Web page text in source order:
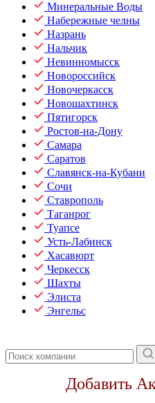
Минеральные Воды
Набережные челны
Назрань
Нальчик
Невинномысск
Новороссийск
Новочеркасск
Новошахтинск
Пятигорск
Ростов-на-Дону
Самара
Саратов
Славянск-на-Кубани
Сочи
Ставрополь
Таганрог
Туапсе
Усть-Лабинск
Хасавюрт
Черкесск
Шахты
Элиста
Энгельс
Добавить